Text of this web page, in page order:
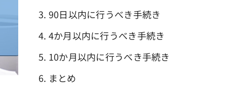
3. 90日以内に行うべき手続き
4. 4か月以内に行うべき手続き
5. 10か月以内に行うべき手続き
6. まとめ